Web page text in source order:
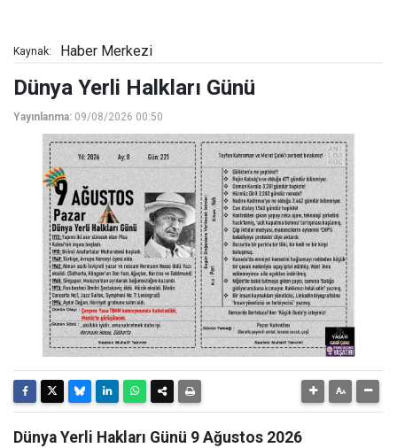
Kaynak: Haber Merkezi
Dünya Yerli Halkları Günü
Yayınlanma: 09/08/2026 00:50
Dünya Yerli Hakları Günü 9 Ağustos 2026